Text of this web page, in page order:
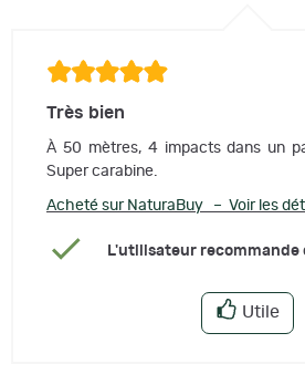
Très bien
À 50 mètres, 4 impacts dans un
Super carabine.
Acheté sur NaturaBuy – Voir les
L'utilisateur recommande
Utile